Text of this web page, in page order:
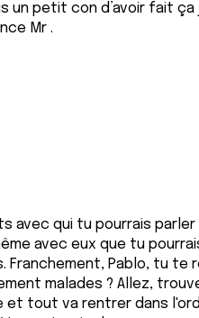
un petit con d’avoir fait ça
Mr .
avec qui tu pourrais parler
avec eux que tu
Pablo, tu te
malades ? Allez,
tout va rentrer dans